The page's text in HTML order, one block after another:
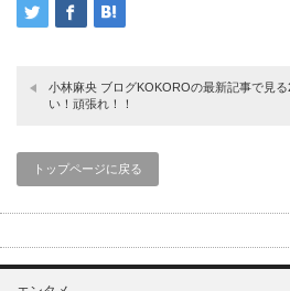
小林麻央 ブログKOKOROの最新記事で見
い！頑張れ！！
トップページに戻る